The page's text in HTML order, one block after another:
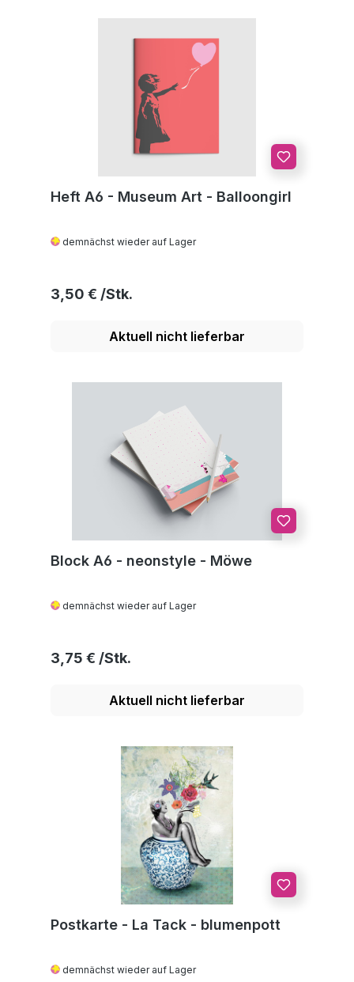
Heft A6 - Museum Art - Balloongirl
demnächst wieder auf Lager
Regulärer Preis:
3,50 €
Aktuell nicht lieferbar
Block A6 - neonstyle - Möwe
demnächst wieder auf Lager
Regulärer Preis:
3,75 €
Aktuell nicht lieferbar
Postkarte - La Tack - blumenpott
demnächst wieder auf Lager